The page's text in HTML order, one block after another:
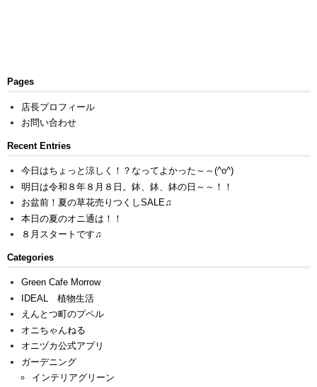
Pages
店長プロフィール
お問い合わせ
Recent Entries
今日はちょっと涼しく！？なってよかった～～(^o^)
明日は令和８年８月８日。鉢、鉢、鉢の日～～！！
お盆前！夏の草花売りつくしSALE♫
本日の夏のオニ通は！！
８月スタートです♫
Categories
Green Cafe Morrow
IDEAL 植物生活
えんとつ町のプペル
オニちゃんねる
オニヅカ公式アプリ
ガーデニング
インテリアグリーン